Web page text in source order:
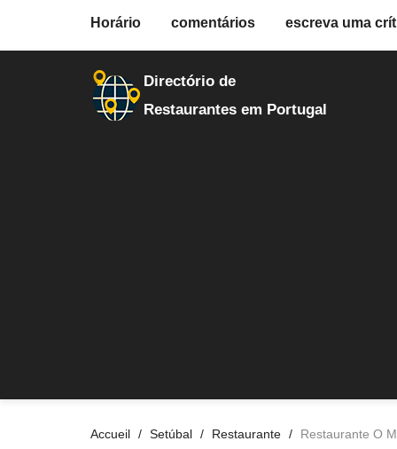
Directório de
Restaurantes em Portugal
Accueil Setúbal Restaurante Restaurante O
Horário comentários escreva uma